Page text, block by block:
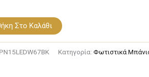
Στο Καλάθι
Κατηγορία: Φωτιστικά